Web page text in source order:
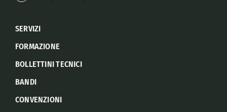
SERVIZI
FORMAZIONE
BOLLETTINI TECNICI
BANDI
CONVENZIONI